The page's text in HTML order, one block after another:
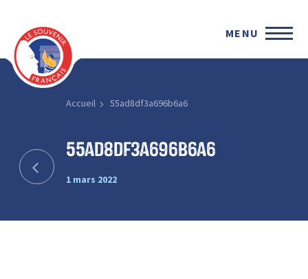
MENU
Accueil 55ad8df3a696b6a6
55ad8df3a696b6a6
1 mars 2022